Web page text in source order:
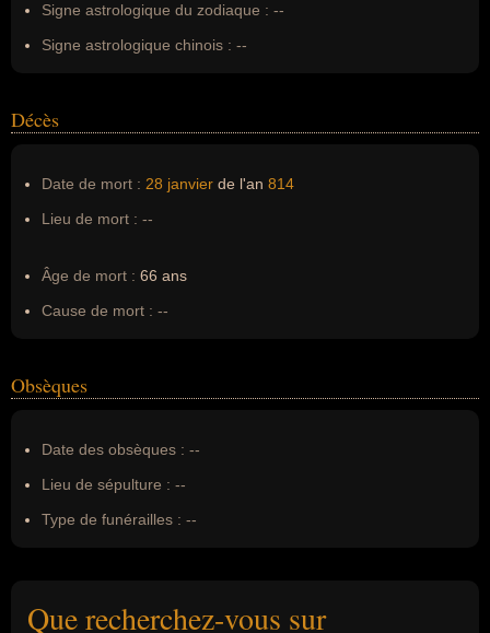
cherlemagne
Signe astrologique du zodiaque : --
Signe astrologique chinois : --
Décès
Date de mort : 28 janvier de l'an 814
Lieu de mort : --
Âge de mort : 66 ans
Cause de mort : --
Obsèques
Date des obsèques : --
Lieu de sépulture : --
Type de funérailles : --
Que recherchez-vous sur